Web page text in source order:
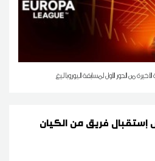
من الدور الأول لمسابقة اليوروبا ليغ
فريق من الكيان